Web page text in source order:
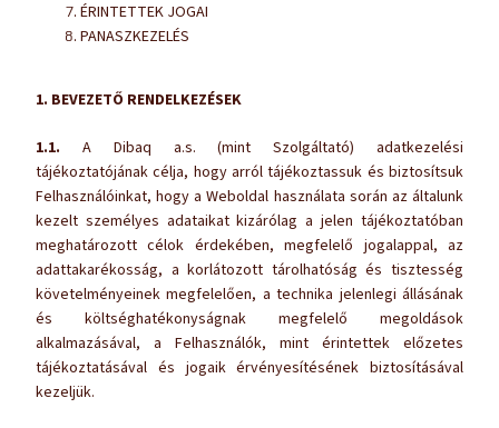
ÉRINTETTEK JOGAI
PANASZKEZELÉS
1. BEVEZETŐ RENDELKEZÉSEK
1.1. A Dibaq a.s. (mint Szolgáltató) adatkezelési
tájékoztatójának célja, hogy arról tájékoztassuk és biztosítsuk
Felhasználóinkat, hogy a Weboldal használata során az általunk
kezelt személyes adataikat kizárólag a jelen tájékoztatóban
meghatározott célok érdekében, megfelelő jogalappal, az
adattakarékosság, a korlátozott tárolhatóság és tisztesség
követelményeinek megfelelően, a technika jelenlegi állásának
és költséghatékonyságnak megfelelő megoldások
alkalmazásával, a Felhasználók, mint érintettek előzetes
tájékoztatásával és jogaik érvényesítésének biztosításával
kezeljük.